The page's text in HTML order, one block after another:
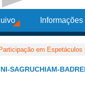
Participação em Espetáculos
SAGRUCHIAM-